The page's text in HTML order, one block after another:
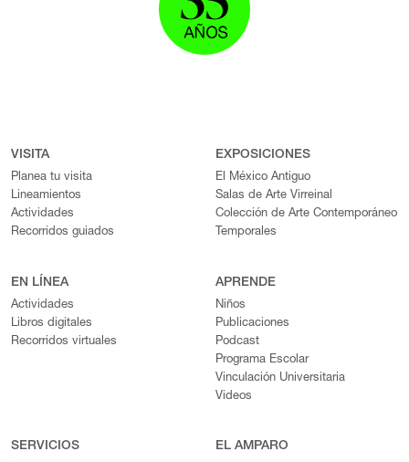
VISITA
Planea tu visita
Lineamientos
Actividades
Recorridos guiados
EXPOSICIONES
El México Antiguo
Salas de Arte Virreinal
Colección de Arte Contemporáneo
Temporales
EN LÍNEA
Actividades
Libros digitales
Recorridos virtuales
APRENDE
Niños
Publicaciones
Podcast
Programa Escolar
Vinculación Universitaria
Videos
SERVICIOS EL AMPARO